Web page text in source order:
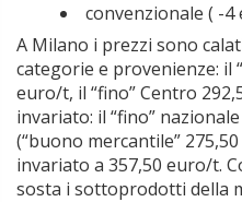
convenzionale ( -
A Milano i prezzi sono
categorie e provenienze: il
euro/t, il “fino” Centro
invariato: il “fino”
(“buono mercantile”
invariato a 357,50 euro/t.
sosta i sottoprodotti della